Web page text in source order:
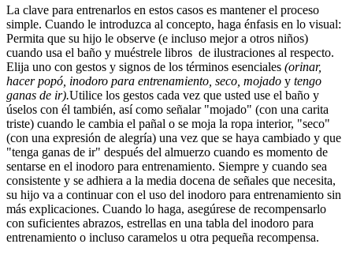
La clave para entrenarlos en estos casos es mantener el proceso
simple. Cuando le introduzca al concepto, haga énfasis en lo visual:
Permita que su hijo le observe (e incluso mejor a otros niños)
cuando usa el baño y muéstrele libros de ilustraciones al respecto.
Elija uno con gestos y signos de los términos esenciales (orinar,
hacer popó, inodoro para entrenamiento, seco, mojado y tengo
ganas de ir).Utilice los gestos cada vez que usted use el baño y
úselos con él también, así como señalar "mojado" (con una carita
triste) cuando le cambia el pañal o se moja la ropa interior, "seco"
(con una expresión de alegría) una vez que se haya cambiado y que
"tenga ganas de ir" después del almuerzo cuando es momento de
sentarse en el inodoro para entrenamiento. Siempre y cuando sea
consistente y se adhiera a la media docena de señales que necesita,
su hijo va a continuar con el uso del inodoro para entrenamiento sin
más explicaciones. Cuando lo haga, asegúrese de recompensarlo
con suficientes abrazos, estrellas en una tabla del inodoro para
entrenamiento o incluso caramelos u otra pequeña recompensa.